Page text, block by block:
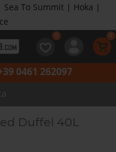
To Summit | Hoka |
0461 262097
Duffel 40L